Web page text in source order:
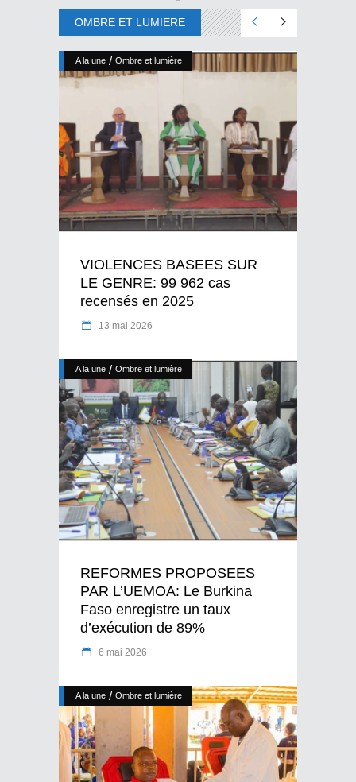
OMBRE ET LUMIERE
A la une / Ombre et lumière
VIOLENCES BASEES SUR
LE GENRE: 99 962 cas
recensés en 2025
13 mai 2026
A la une / Ombre et lumière
REFORMES PROPOSEES
PAR L’UEMOA: Le Burkina
Faso enregistre un taux
d’exécution de 89%
6 mai 2026
A la une / Ombre et lumière